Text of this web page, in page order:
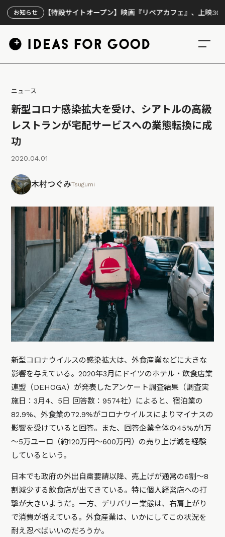
お知らせ
【特設サイトオープン】映画『リペアカフェ』、上映300回の先で
ニュース
新型コロナ感染拡大を受け、シアトルの高級
レストランが宅配サービスへの業態転換に成
功
2020.04.01
木村つぐみTsugumi
新型コロナウイルスの感染拡大は、外食産業などに大きな
影響を与えている。2020年3月にドイツのホテル・飲食店業
連盟（DEHOGA）が発表したアンケート調査結果（調査実
施日：3月4、5日 回答数：9574社）によると、宿泊業の
82.9%、外食業の72.9%がコロナウイルスによりマイナスの
影響を受けていると回答。また、回答企業全体の45%が1万
～5万ユーロ（約120万円～600万円）の売り上げ減を経験
しているという。
日本でも政府の外出自粛要請以降、売上げが通常の6割〜8
割減少する飲食店が出てきている。特に個人経営店への打
撃が大きいようだ。一方、デリバリー業態は、右肩上がり
で消費が増えている。外食産業は、いかにしてこの状況を
耐え忍べばいいのだろうか。